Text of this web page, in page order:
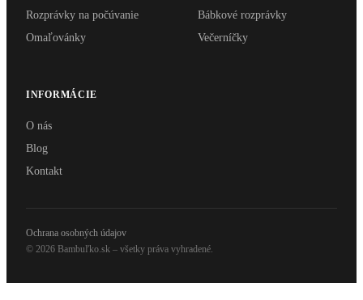
Rozprávky na počúvanie
Omaľovánky
Bábkové rozprávky
Večerníčky
INFORMÁCIE
O nás
Blog
Kontakt
© 2026 Bambuľko.sk – všetky práva vyhradené.
Ochrana osobných údajov